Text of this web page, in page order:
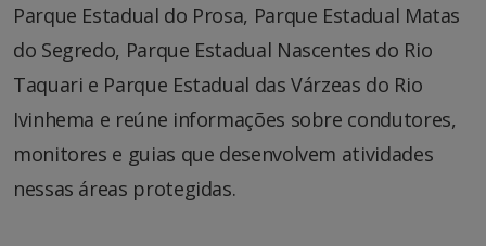
Parque Estadual do Prosa, Parque Estadual Matas
do Segredo, Parque Estadual Nascentes do Rio
Taquari e Parque Estadual das Várzeas do Rio
Ivinhema e reúne informações sobre condutores,
monitores e guias que desenvolvem atividades
nessas áreas protegidas.